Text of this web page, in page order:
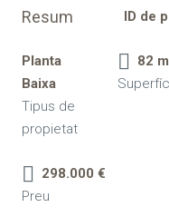
Resum ID de
Planta
Baixa
Tipus de
propietat
82
298.000 €
Preu